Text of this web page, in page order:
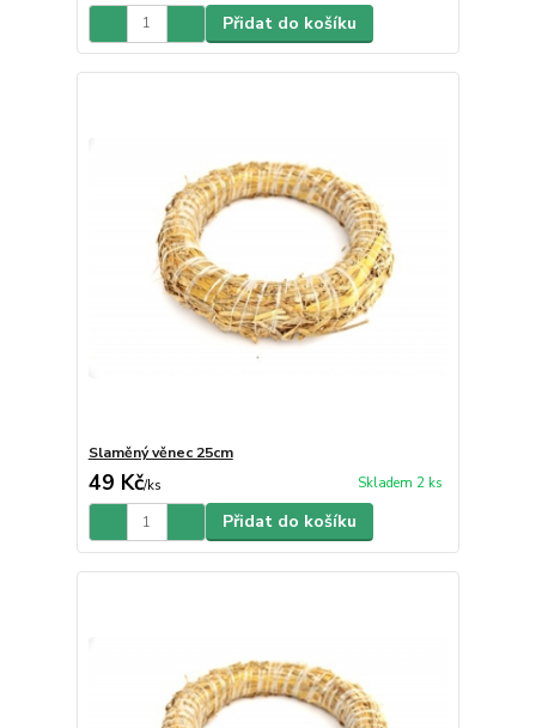
Přidat do košíku
Slaměný věnec 25cm
49 Kč/ks Skladem 2 ks
Přidat do košíku